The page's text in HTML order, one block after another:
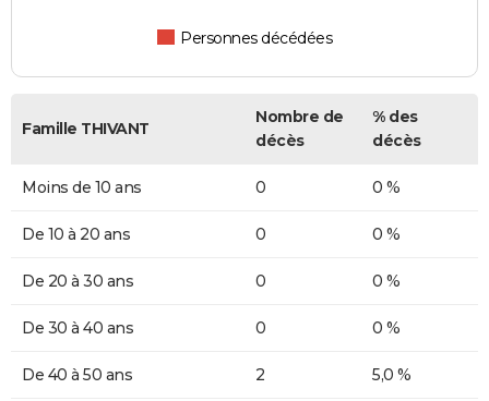
Personnes décédées
Famille THIVANT
Nombre de
décès
% des
décès
Moins de 10 ans 0 0 %
De 10 à 20 ans 0 0 %
De 20 à 30 ans 0 0 %
De 30 à 40 ans 0 0 %
De 40 à 50 ans 2 5,0 %